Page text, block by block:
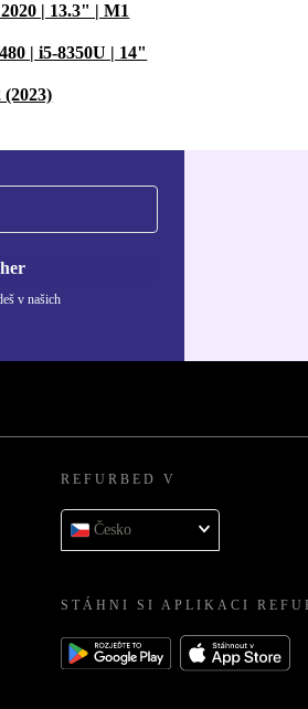
| 13.3" | M1
| i5-8350U | 14"
v našich
REFURBED V
Česko
STÁHNI SI APLIKACI